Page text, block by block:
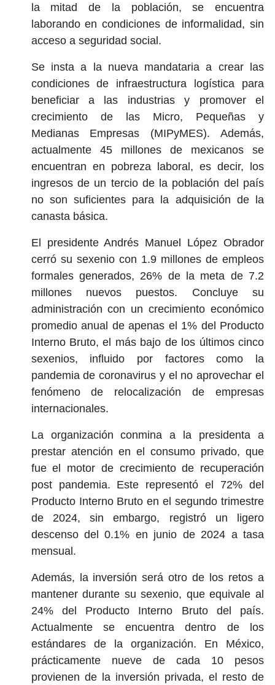
la mitad de la población, se encuentra
laborando en condiciones de informalidad, sin
acceso a seguridad social.
Se insta a la nueva mandataria a crear las
condiciones de infraestructura logística para
beneficiar a las industrias y promover el
crecimiento de las Micro, Pequeñas y
Medianas Empresas (MIPyMES). Además,
actualmente 45 millones de mexicanos se
encuentran en pobreza laboral, es decir, los
ingresos de un tercio de la población del país
no son suficientes para la adquisición de la
canasta básica.
El presidente Andrés Manuel López Obrador
cerró su sexenio con 1.9 millones de empleos
formales generados, 26% de la meta de 7.2
millones nuevos puestos. Concluye su
administración con un crecimiento económico
promedio anual de apenas el 1% del Producto
Interno Bruto, el más bajo de los últimos cinco
sexenios, influido por factores como la
pandemia de coronavirus y el no aprovechar el
fenómeno de relocalización de empresas
internacionales.
La organización conmina a la presidenta a
prestar atención en el consumo privado, que
fue el motor de crecimiento de recuperación
post pandemia. Este representó el 72% del
Producto Interno Bruto en el segundo trimestre
de 2024, sin embargo, registró un ligero
descenso del 0.1% en junio de 2024 a tasa
mensual.
Además, la inversión será otro de los retos a
mantener durante su sexenio, que equivale al
24% del Producto Interno Bruto del país.
Actualmente se encuentra dentro de los
estándares de la organización. En México,
prácticamente nueve de cada 10 pesos
provienen de la inversión privada, el resto de